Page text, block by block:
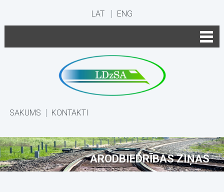
LAT ENG
SĀKUMS KONTAKTI
ARODBIEDRĪBAS ZIŅAS